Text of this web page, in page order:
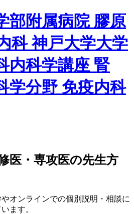
部附属病院 膠原
科 神戸大学大学
内科学講座 腎
学分野 免疫内科
医・専攻医の先生方
オンラインでの個別説明・相談に
ます。